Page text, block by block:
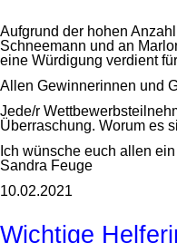
Aufgrund der hohen
Schneemann und an
eine Würdigung verdient
Allen Gewinnerinnen und
Jede/r
Überraschung. Worum es
Ich wünsche euch allen
Sandra Feuge
10.02.2021
Wichtige